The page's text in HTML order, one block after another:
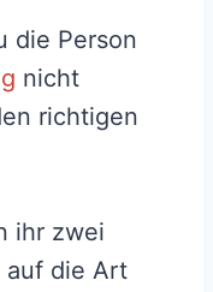
die Person
nicht
richtigen
ihr zwei
auf die Art